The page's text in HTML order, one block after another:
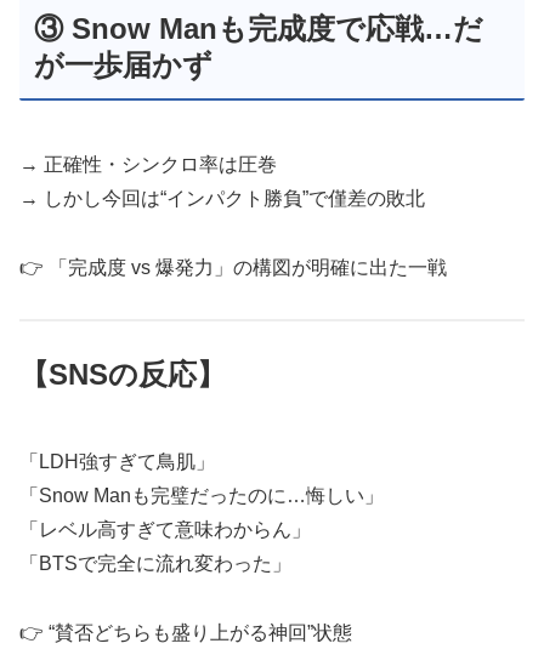
③ Snow Manも完成度で応戦…だ
が一歩届かず
→ 正確性・シンクロ率は圧巻
→ しかし今回は“インパクト勝負”で僅差の敗北
👉 「完成度 vs 爆発力」の構図が明確に出た一戦
【SNSの反応】
「LDH強すぎて鳥肌」
「Snow Manも完璧だったのに…悔しい」
「レベル高すぎて意味わからん」
「BTSで完全に流れ変わった」
👉 “賛否どちらも盛り上がる神回”状態